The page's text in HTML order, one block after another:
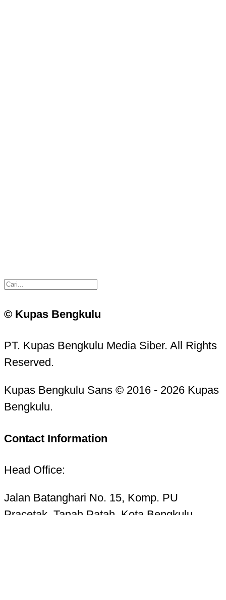
© Kupas Bengkulu
PT. Kupas Bengkulu Media Siber. All Rights
Reserved.
Kupas Bengkulu Sans © 2016 - 2026 Kupas
Bengkulu.
Contact Information
Head Office:
Jalan Batanghari No. 15, Komp. PU
Pracetak, Tanah Patah, Kota Bengkulu